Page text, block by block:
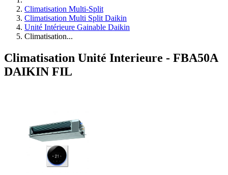
Climatisation Multi-Split
Climatisation Multi Split Daikin
Unité Intérieure Gainable Daikin
Climatisation...
Climatisation Unité Interieure - FBA50A
DAIKIN FIL